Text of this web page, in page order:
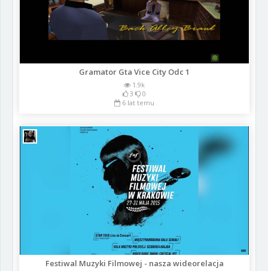
Gramator Gta Vice City Odc 1
1.9k
3
0
6 lat temu
Festiwal Muzyki Filmowej - nasza wideorelacja